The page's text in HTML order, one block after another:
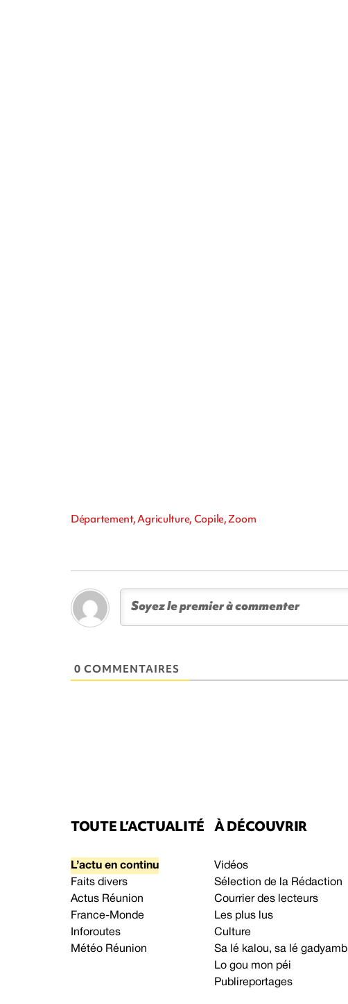
Département, Agriculture, Copile, Zoom
0 COMMENTAIRES
TOUTE L’ACTUALITÉ
L’actu en continu
Faits divers
Actus Réunion
France-Monde
Inforoutes
Météo Réunion
À DÉCOUVRIR
Vidéos
Sélection de la Rédaction
Courrier des lecteurs
Les plus lus
Culture
Sa lé kalou, sa lé gadyamb
Lo gou mon péi
Publireportages